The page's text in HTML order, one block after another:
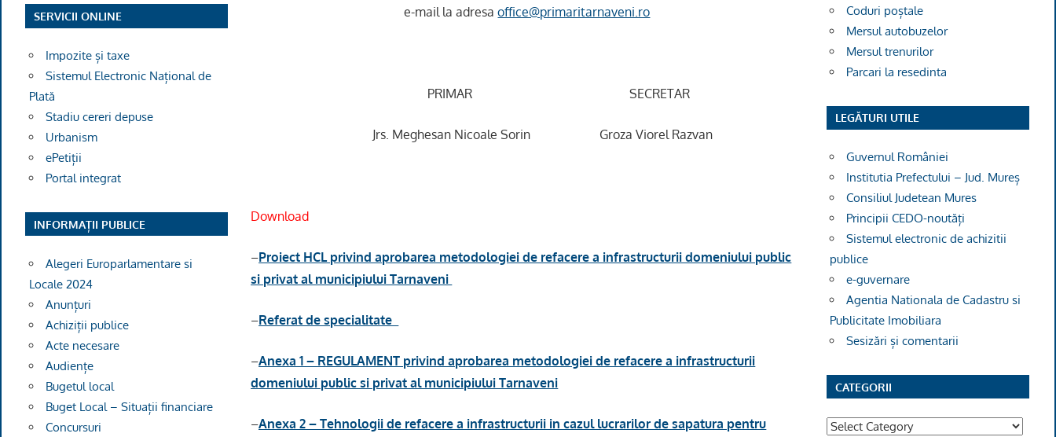
e-mail la adresaoffice@primaritarnaveni.ro
PRIMAR SECRETAR
Jrs. Meghesan Nicoale Sorin Groza Viorel Razvan
Download
–Proiect HCL privind aprobarea metodologiei de refacere a infrastructurii domeniului public
si privat al municipiului Tarnaveni
–Referat de specialitate
–Anexa 1 – REGULAMENT privind aprobarea metodologiei de refacere a infrastructurii
domeniului public si privat al municipiului Tarnaveni
–Anexa 2 – Tehnologii de refacere a infrastructurii in cazul lucrarilor de sapatura pentru
SERVICII ONLINE
Impozite și taxe
Sistemul Electronic Național de
Plată
Stadiu cereri depuse
Urbanism
ePetiții
Portal integrat
INFORMAȚII PUBLICE
Alegeri Europarlamentare si
Locale 2024
Anunțuri
Achiziții publice
Acte necesare
Audiențe
Bugetul local
Buget Local – Situații financiare
Concursuri
Coduri poștale
Mersul autobuzelor
Mersul trenurilor
Parcari la resedinta
LEGĂTURI UTILE
Guvernul României
Institutia Prefectului – Jud. Mureș
Consiliul Judetean Mures
Principii CEDO-noutăți
Sistemul electronic de achizitii
publice
e-guvernare
Agentia Nationala de Cadastru si
Publicitate Imobiliara
Sesizări și comentarii
CATEGORII
Categorii